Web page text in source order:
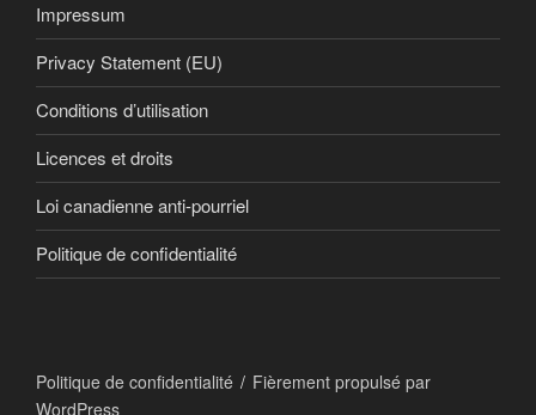
Impressum
Privacy Statement (EU)
Conditions d’utilisation
Licences et droits
Loi canadienne anti-pourriel
Politique de confidentialité
Politique de confidentialité
Fièrement propulsé par
WordPress